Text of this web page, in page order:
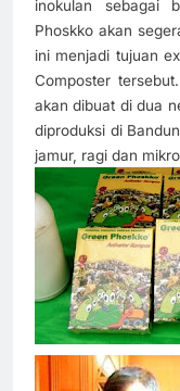
inokulan sebagai
Phoskko akan
ini menjadi tujuan
Composter
akan dibuat di dua
diproduksi di
jamur, ragi dan